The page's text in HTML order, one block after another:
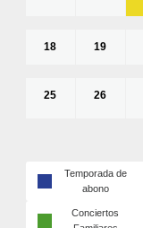
18 19
25 26
Temporada de
abono
Conciertos